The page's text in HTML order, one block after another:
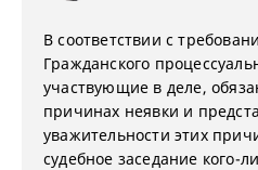
В соответствии с
Гражданского
участвующие в деле,
причинах неявки и
уважительности этих
судебное заседание кого-